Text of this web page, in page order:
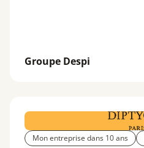
Groupe Despi
Mon entreprise dans 10 ans